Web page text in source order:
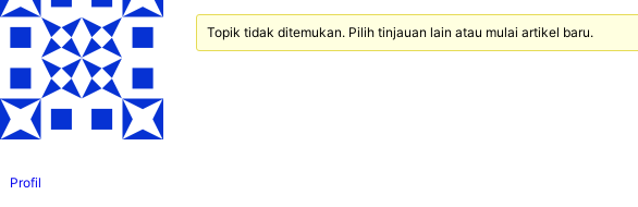
Profil
Topik tidak ditemukan. Pilih tinjauan lain atau mulai artikel baru.